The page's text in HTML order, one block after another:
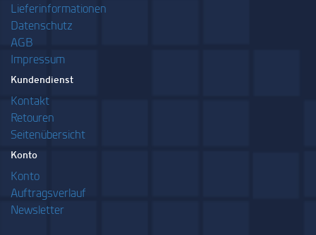
Lieferinformationen
Datenschutz
AGB
Impressum
Kundendienst
Kontakt
Retouren
Seitenübersicht
Konto
Konto
Auftragsverlauf
Newsletter